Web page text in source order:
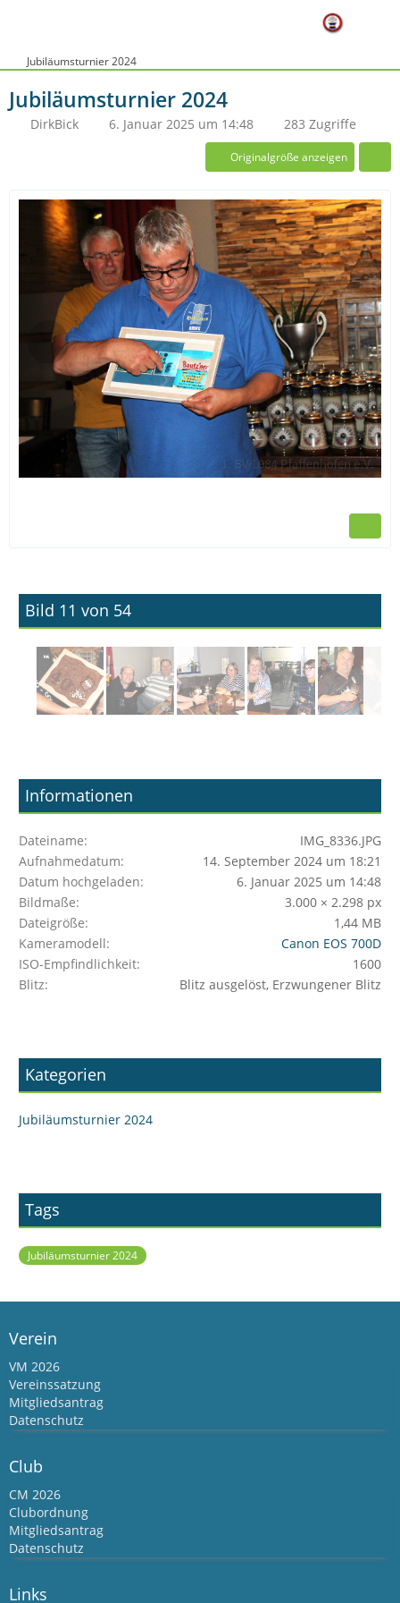
Jubiläumsturnier 2024
Jubiläumsturnier 2024
DirkBick 6. Januar 2025 um 14:48 283 Zugriffe
Originalgröße anzeigen
Bild 11 von 54
Informationen
Dateiname
IMG_8336.JPG
Aufnahmedatum
14. September 2024 um 18:21
Datum hochgeladen
6. Januar 2025 um 14:48
Bildmaße
3.000 × 2.298 px
Dateigröße
1,44 MB
Kameramodell
Canon EOS 700D
ISO-Empfindlichkeit
1600
Blitz
Blitz ausgelöst, Erzwungener Blitz
Kategorien
Jubiläumsturnier 2024
Tags
Jubiläumsturnier 2024
Verein
VM 2026
Vereinssatzung
Mitgliedsantrag
Datenschutz
Club
CM 2026
Clubordnung
Mitgliedsantrag
Datenschutz
Links